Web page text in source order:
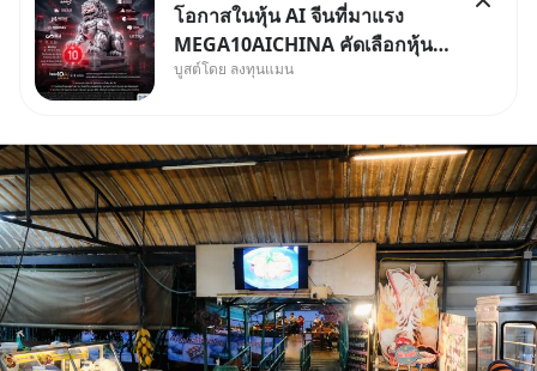
โอกาสในหุ้น AI จีนที่มาแรง
MEGA10AICHINA คัดเลือกหุ้น
ใหม่ 9 ตัว เข้ากองทุน.. ครอบคลุม
50% ค่าธรรมเนียมซื้อ | ยอด 2
ล้านบาทขึ้นไป ฟรีค่าธรร
บูสต์โดย ลงทุนแมน